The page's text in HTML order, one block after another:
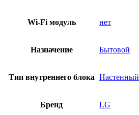
Wi-Fi модуль нет
Назначение Бытовой
Тип внутреннего блока Настенный
Бренд LG